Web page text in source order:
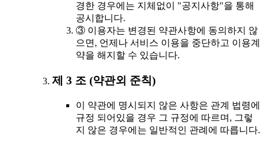
경한 경우에는 지체없이 "공지사항"을 통해
공시합니다.
③ 이용자는 변경된 약관사항에 동의하지 않
으면, 언제나 서비스 이용을 중단하고 이용계
약을 해지할 수 있습니다.
제 3 조 (약관외 준칙)
이 약관에 명시되지 않은 사항은 관계 법령에
규정 되어있을 경우 그 규정에 따르며, 그렇
지 않은 경우에는 일반적인 관례에 따릅니다.